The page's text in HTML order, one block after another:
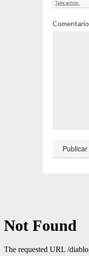
Comentario